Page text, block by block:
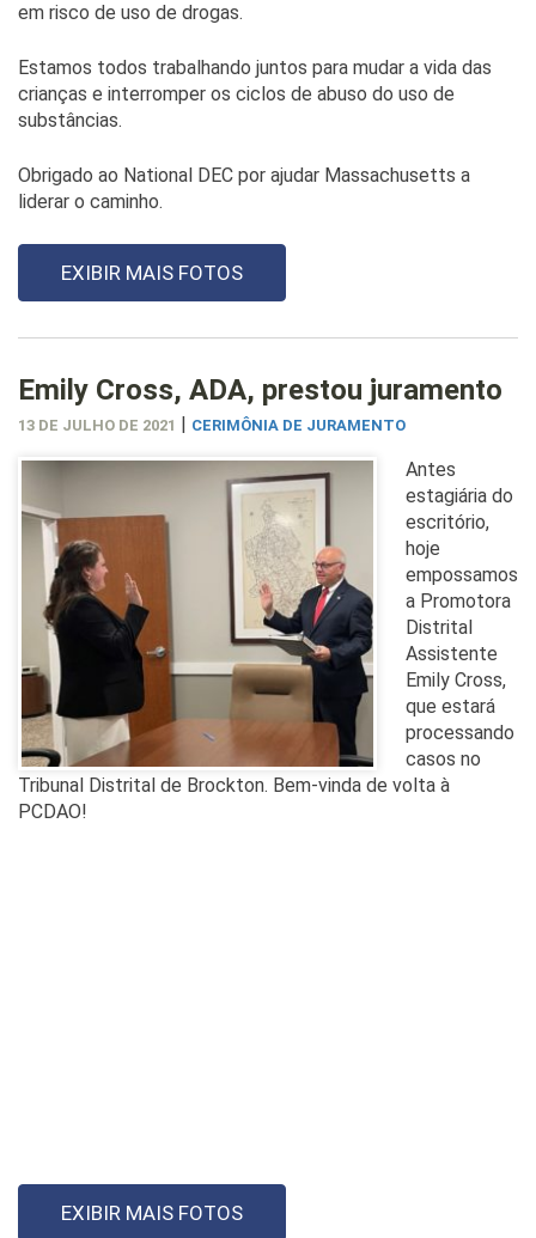
em risco de uso de drogas.
Estamos todos trabalhando juntos para mudar a vida das
crianças e interromper os ciclos de abuso do uso de
substâncias.
Obrigado ao National DEC por ajudar Massachusetts a
liderar o caminho.
EXIBIR MAIS FOTOS
Emily Cross, ADA, prestou juramento
13 DE JULHO DE 2021 CERIMÔNIA DE JURAMENTO
Antes
estagiária do
escritório,
hoje
empossamos
a Promotora
Distrital
Assistente
Emily Cross,
que estará
processando
casos no
Tribunal Distrital de Brockton. Bem-vinda de volta à
PCDAO!
EXIBIR MAIS FOTOS